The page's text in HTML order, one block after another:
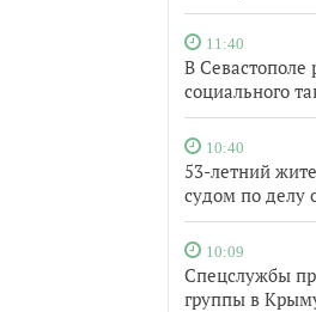
11:40
В
социального
10:40
53-летний
судом по делу
10:09
Спецслужбы
группы в